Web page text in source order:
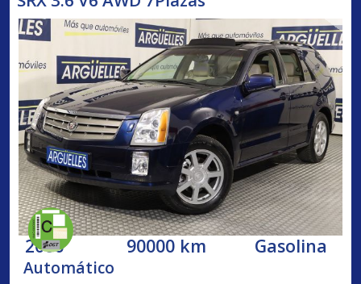
2006 90000 km Gasolina
Automático